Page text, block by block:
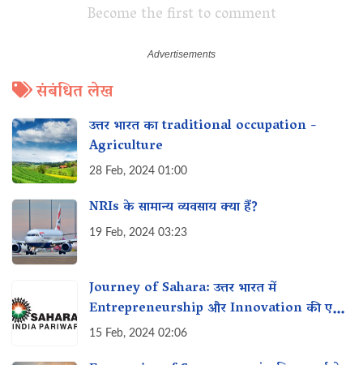
Become the first to comment
संबंधित लेख
उत्तर भारत का traditional occupation -
Agriculture
28 Feb, 2024 01:00
NRIs के सामान्य व्यवसाय क्या हैं?
19 Feb, 2024 03:23
Journey of Sahara: उत्तर भारत में
Entrepreneurship और Innovation की एक
कहानी
15 Feb, 2024 02:06